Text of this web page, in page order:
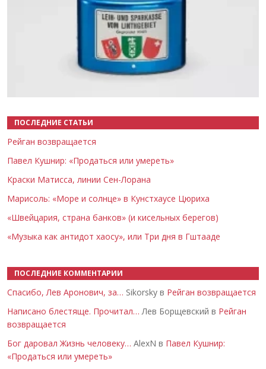
ПОСЛЕДНИЕ СТАТЬИ
Рейган возвращается
Павел Кушнир: «Продаться или умереть»
Краски Матисса, линии Сен-Лорана
Марисоль: «Море и солнце» в Кунстхаусе Цюриха
«Швейцария, страна банков» (и кисельных берегов)
«Музыка как антидот хаосу», или Три дня в Гштааде
ПОСЛЕДНИЕ КОММЕНТАРИИ
Спасибо, Лев Аронович, за… Sikorsky в Рейган возвращается
Написано блестяще. Прочитал… Лев Борщевский в Рейган
возвращается
Бог даровал Жизнь человеку… AlexN в Павел Кушнир:
«Продаться или умереть»